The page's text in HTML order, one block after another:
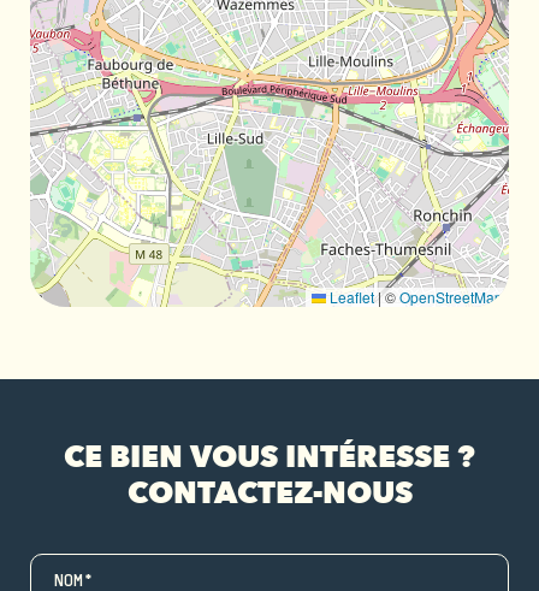
Leaflet|©OpenStreetMap
CE BIEN VOUS INTÉRESSE ?
CONTACTEZ-NOUS
NOM*